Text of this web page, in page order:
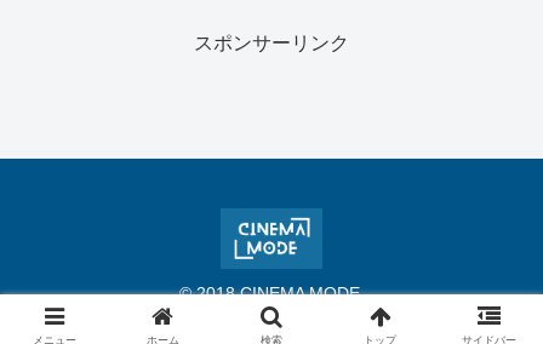
スポンサーリンク
© 2018 CINEMA MODE.
メニュー ホーム 検索 トップ サイドバー